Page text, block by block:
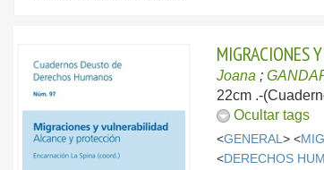
MIGRACIONES
Joana ;
22cm .-
Ocultar tags
<GENERAL> <
<DERECHOS